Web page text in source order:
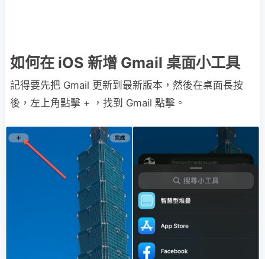
如何在 iOS 新增 Gmail 桌面小工具
記得要先把 Gmail 更新到最新版本，然後在桌面長按
後，左上角點擊 + ，找到 Gmail 點擊。